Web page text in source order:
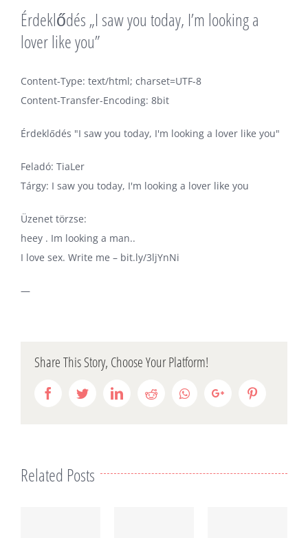
Érdeklődés „I saw you today, I’m looking a
lover like you”
Content-Type: text/html; charset=UTF-8
Content-Transfer-Encoding: 8bit
Érdeklődés "I saw you today, I'm looking a lover like you"
Feladó: TiaLer
Tárgy: I saw you today, I'm looking a lover like you
Üzenet törzse:
heey . Im looking a man..
I love sex. Write me – bit.ly/3ljYnNi
—
Share This Story, Choose Your Platform!
FacebookTwitterLinkedInRedditWhatsappGoogle+
Related Posts